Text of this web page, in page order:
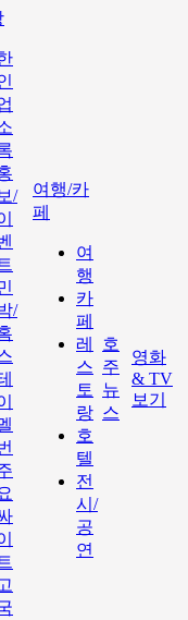
보/
트
/
트
여행/카
페
여
행
카
페
레
스
토
랑
호
텔
전
시/
공
연
호
주
뉴
스
영화
& TV
보기